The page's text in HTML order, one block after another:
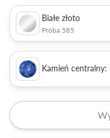
Białe złoto
Próba 585
Kamień